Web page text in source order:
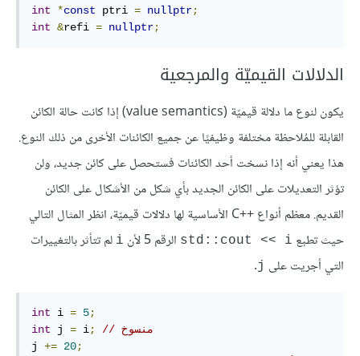
int *const ptri = nullptr;
int &refi = nullptr;
الدلالات القيميّة والمرجعية
يكون لنوع ما دلالة قيميّة (value semantics) إذا كانت حالة الكائن
القابلة للمُلاحظة مختلفة وظيفيًا عن جميع الكائنات الأخرى من ذلك النوع.
هذا يعني أنه إذا نسخت أحد الكائنات فستحصل على كائن جديد، ولن
تؤثر التعديلات على الكائن الجديد بأي شكل من الأشكال على الكائن
القديم. معظم أنواع C++‎ الأساسية لها دلالات قيميّة، انظر المثال التالي
حيث تطبع std::cout << i الرقم 5 لأن i لم تتأثر بالتغييرات
التي أجريت على j
.
int i = 5;
int j = i;
// منسوخ
j += 20;